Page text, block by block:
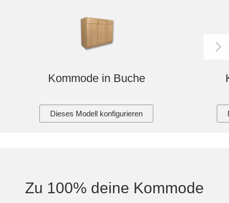
Kommode in Buche
Dieses Modell konfigurieren
Zu 100% deine Kommode